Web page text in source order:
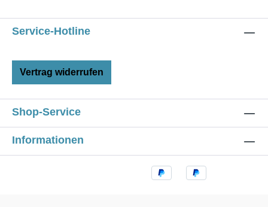
Service-Hotline
Vertrag widerrufen
Shop-Service
Informationen